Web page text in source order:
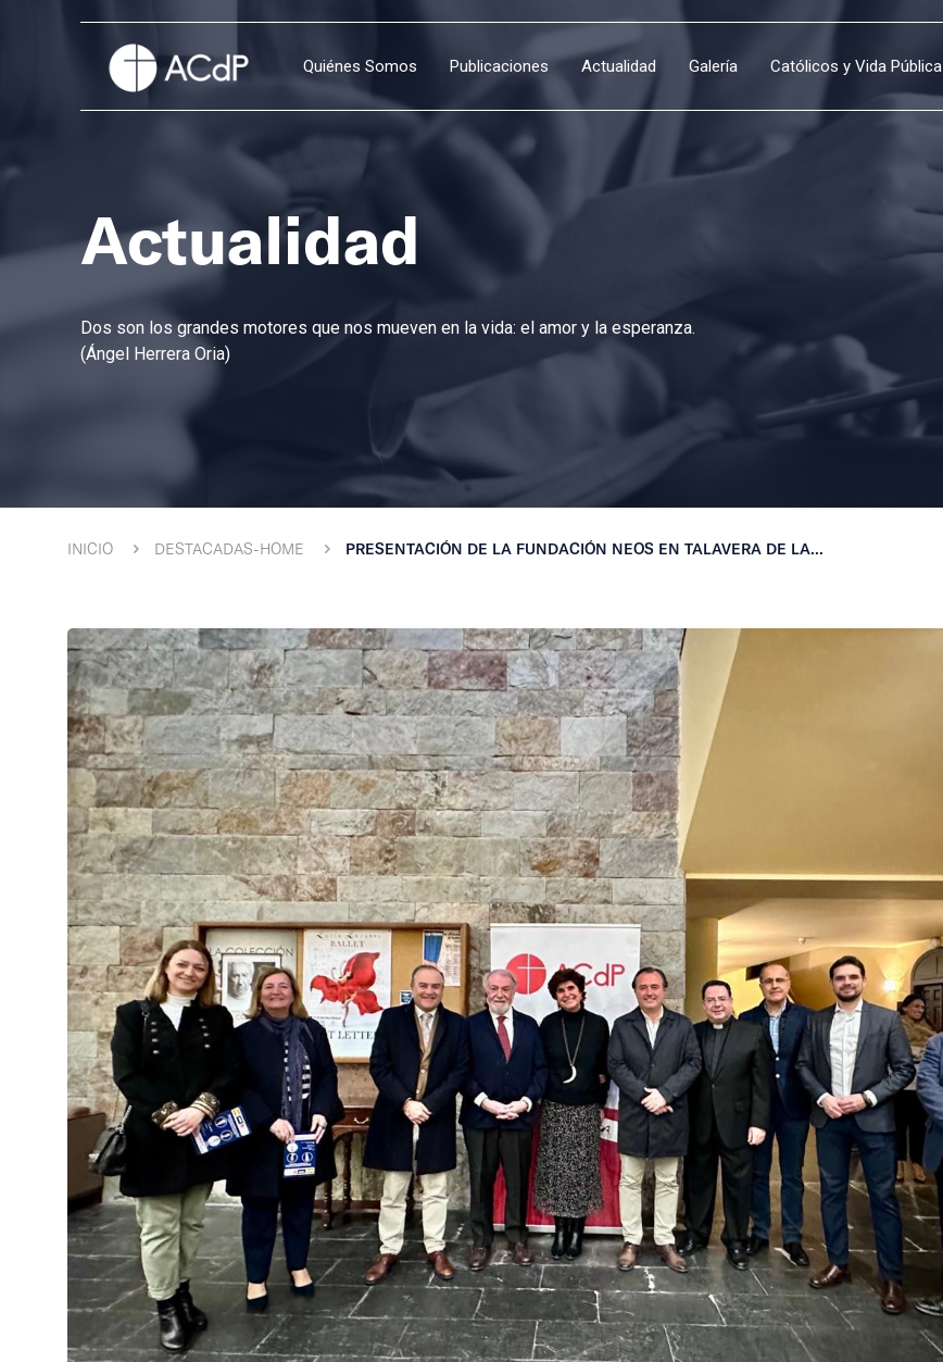
Quiénes Somos Publicaciones Actualidad Galería Católicos y Vida Pública
Actualidad
Dos son los grandes motores que nos mueven en la vida: el amor y la esperanza.
(Ángel Herrera Oria)
INICIO DESTACADAS-HOME PRESENTACIÓN DE LA FUNDACIÓN NEOS EN TALAVERA DE LA...